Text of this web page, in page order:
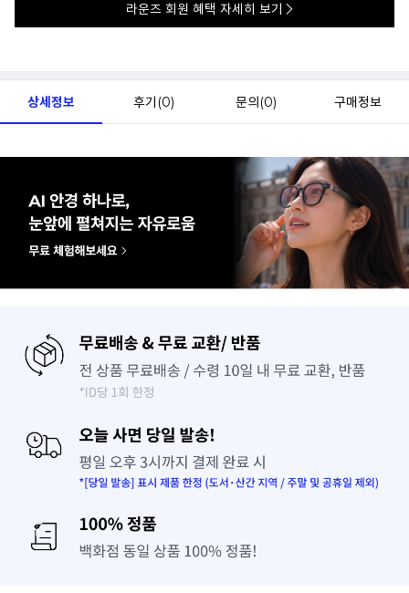
라운즈 회원 혜택 자세히 보기
상세정보 후기(0) 문의(0) 구매정보